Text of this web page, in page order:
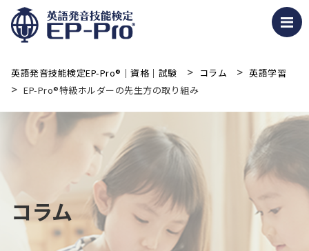
英語発音技能検定EP-Pro®｜資格｜試験 > コラム > 英語学習
> EP-Pro®特級ホルダーの先生方の取り組み
コラム